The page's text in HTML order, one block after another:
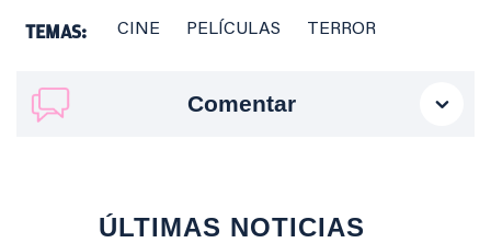
TEMAS: CINE PELÍCULAS TERROR
Comentar
ÚLTIMAS NOTICIAS